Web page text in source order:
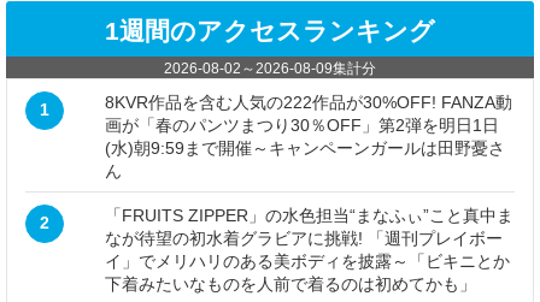
1週間のアクセスランキング
2026-08-02 ～ 2026-08-09集計分
1
8KVR作品を含む人気の222作品が30%OFF! FANZA動
画が「春のパンツまつり30％OFF」第2弾を明日1日
(水)朝9:59まで開催～キャンペーンガールは田野憂さ
ん
2
「FRUITS ZIPPER」の水色担当“まなふぃ”こと真中ま
なが待望の初水着グラビアに挑戦! 「週刊プレイボー
イ」でメリハリのある美ボディを披露～「ビキニとか
下着みたいなものを人前で着るのは初めてかも」